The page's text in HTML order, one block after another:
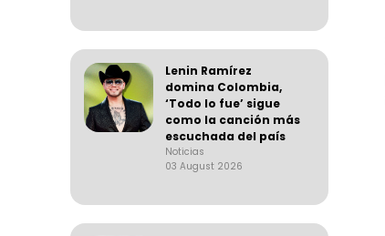
Lenin Ramírez
domina Colombia,
‘Todo lo fue’ sigue
como la canción más
escuchada del país
Noticias
03 August 2026